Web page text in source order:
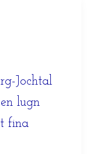
Jochtal
lugn
fina